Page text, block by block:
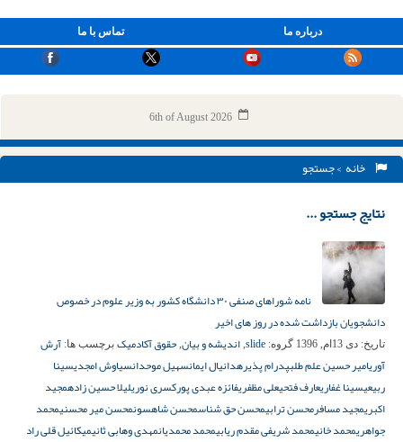
تماس با ما درباره ما
6th of August 2026
خانه > جستجو
نتایج جستجو ...
نامه شوراهای صنفی ۳۰ دانشگاه کشور به وزیر علوم در خصوص
دانشجویان بازداشت شده در روز های اخیر
تاریخ: دی 13ام, 1396 گروه: slide
, اندیشه و بیان, حقوق آکادمیک برچسب ها: آرش
آوریامیر حسین علم طلبپدرام پذیرهدانیال ایمانسهیل موحدانسیاوش امجدیسینا
ربیعیسینا غفاریعارف فتحیعلی مظفریفائزه عبدی پورکسری نوریلیلا حسین زادهمجید
اکبریمجید مسافرمحسن ترابیمحسن حق شناسمحسن شاهسونمحسن میر محسنیمحمد
جواهریمحمد خانیمحمد شریفی مقدم ریابیمحمد محمدیانمهدی وهابی ثانیمیکائیل قلی راد